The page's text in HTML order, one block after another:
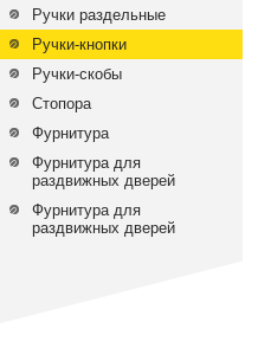
Ручки раздельные
Ручки-кнопки
Ручки-скобы
Стопора
Фурнитура
Фурнитура для
раздвижных дверей
Фурнитура для
раздвижных дверей